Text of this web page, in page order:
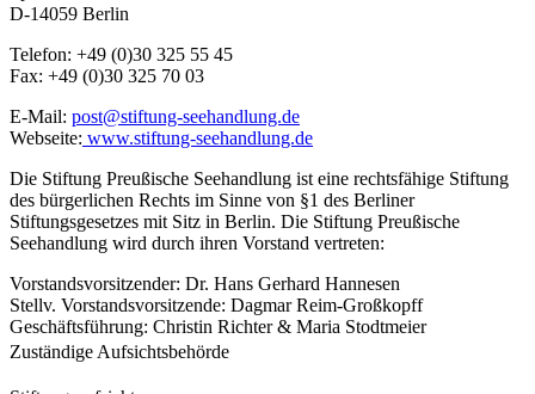
D-14059 Berlin
Telefon: +49 (0)30 325 55 45
Fax: +49 (0)30 325 70 03
E-Mail: post@stiftung-seehandlung.de
Webseite: www.stiftung-seehandlung.de
Die Stiftung Preußische Seehandlung ist eine rechtsfähige Stiftung
des bürgerlichen Rechts im Sinne von §1 des Berliner
Stiftungsgesetzes mit Sitz in Berlin. Die Stiftung Preußische
Seehandlung wird durch ihren Vorstand vertreten:
Vorstandsvorsitzender: Dr. Hans Gerhard Hannesen
Stellv. Vorstandsvorsitzende: Dagmar Reim-Großkopff
Geschäftsführung: Christin Richter & Maria Stodtmeier
Zuständige Aufsichtsbehörde